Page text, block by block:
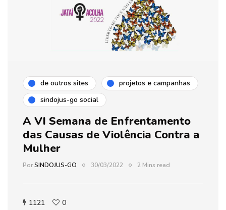
de outros sites
projetos e campanhas
sindojus-go social
A VI Semana de Enfrentamento
das Causas de Violência Contra a
Mulher
PorSINDOJUS-GO 30/03/2022 2 Mins read
1121 0